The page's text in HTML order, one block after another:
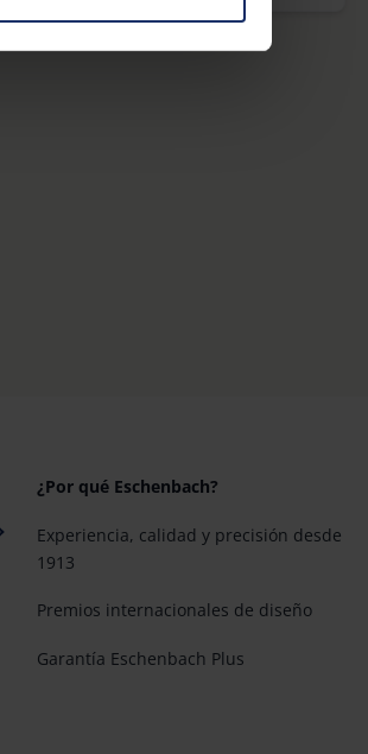
Privacy Policy and in the
¿Por qué Eschenbach?
Experiencia, calidad y precisión desde
1913
Premios internacionales de diseño
Garantía Eschenbach Plus